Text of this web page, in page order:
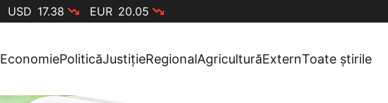
USD 17.38 EUR 20.05
EconomiePoliticăJustițieRegionalAgriculturăExternToate știrile